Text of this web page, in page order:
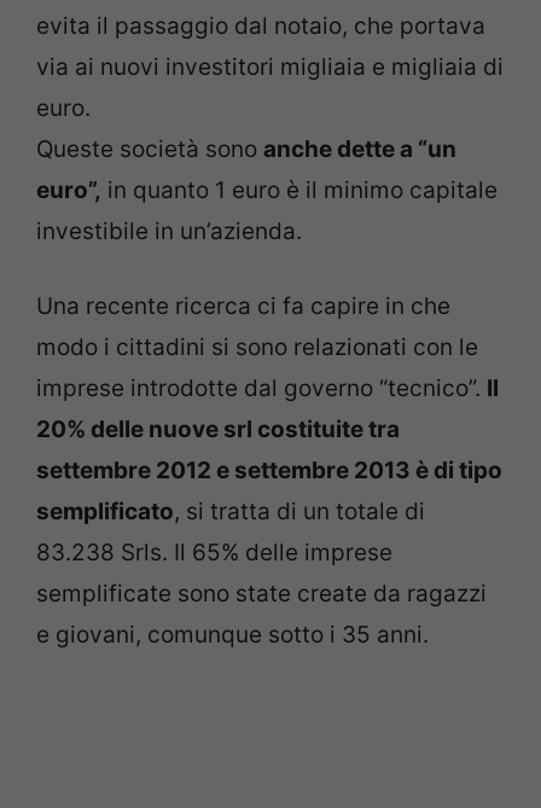
evita il passaggio dal notaio, che portava
via ai nuovi investitori migliaia e migliaia di
euro.
Queste società sono anche dette a “un
euro”, in quanto 1 euro è il minimo capitale
investibile in un’azienda.
Una recente ricerca ci fa capire in che
modo i cittadini si sono relazionati con le
imprese introdotte dal governo “tecnico”. Il
20% delle nuove srl costituite tra
settembre 2012 e settembre 2013 è di tipo
semplificato, si tratta di un totale di
83.238 Srls. Il 65% delle imprese
semplificate sono state create da ragazzi
e giovani, comunque sotto i 35 anni.